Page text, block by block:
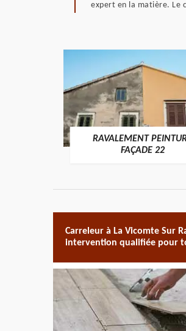
expert en la matière. Le
RAVALEMENT
FAÇADE 22
Carreleur à La Vicomte Sur
intervention qualifiée pour